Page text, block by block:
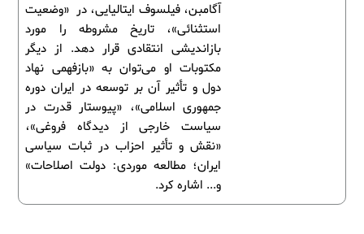
آگامبن، فیلسوف ایتالیایی، در «وضعیت
استثنائی»، تاریخ مشروطه را مورد
بازاندیشی انتقادی قرار دهد. از دیگر
مکتوبات او می‌توان به «بازفهمی نهاد
دول و تأثیر آن بر توسعه در ایران دوره
جمهوری اسلامی»، «پیوستار قدرت در
سیاست خارجی از دیدگاه فروغی»،
«نقش و تأثیر احزاب در ثبات سیاسی
ایران؛ مطالعه موردی: دولت اصلاحات»
و... اشاره کرد.